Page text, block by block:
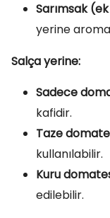
Sarımsak
yerine
Salça yerine:
Sadece
kafidir.
Taze
kullanılabilir.
Kuru
edilebilir.